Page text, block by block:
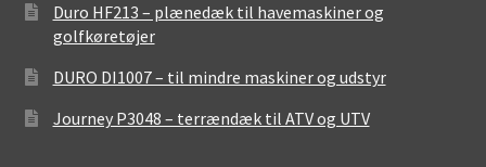
Duro HF213 – plænedæk til havemaskiner og
golfkøretøjer
DURO DI1007 – til mindre maskiner og udstyr
Journey P3048 – terrændæk til ATV og UTV